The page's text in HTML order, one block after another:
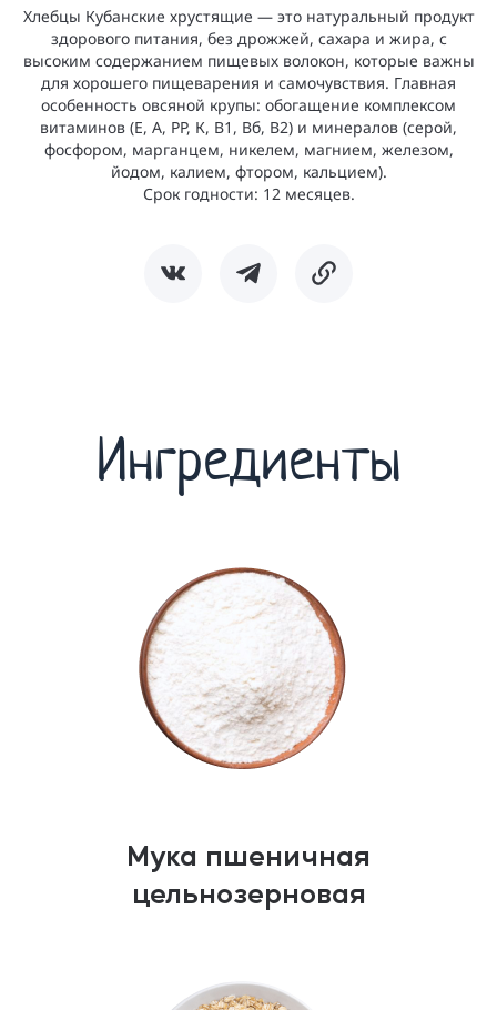
Хлебцы Кубанские хрустящие — это натуральный продукт
здорового питания, без дрожжей, сахара и жира, с
высоким содержанием пищевых волокон, которые важны
для хорошего пищеварения и самочувствия. Главная
особенность овсяной крупы: обогащение комплексом
витаминов (Е, А, РР, К, В1, Вб, В2) и минералов (серой,
фосфором, марганцем, никелем, магнием, железом,
йодом, калием, фтором, кальцием).
Срок годности: 12 месяцев.
Ингредиенты
Мука пшеничная
цельнозерновая